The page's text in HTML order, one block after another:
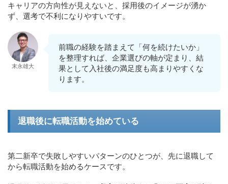
キャリアの方向性が見えないと、採用後のイメージが湧か
ず、選考で不利になりやすいです。
末永雄大
前職の経験を踏まえて「何を続けたいか」
を整理すれば、企業選びの軸が定まり、結
果として入社後の満足度も高まりやすくな
ります。
退職後に転職活動を始めている
第二新卒で失敗しやすいパターンのひとつが、先に退職して
から転職活動を始めるケースです。